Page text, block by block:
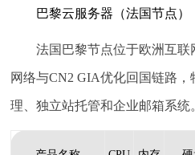
巴黎云服务器（法国节点）
法国巴黎节点位于欧洲互
网络与CN2 GIA优化回国链路
理、独立站托管和企业邮箱系统